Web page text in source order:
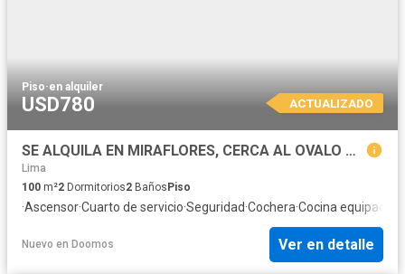
Piso·en alquiler
USD780 ACTUALIZADO
SE ALQUILA EN MIRAFLORES, CERCA AL OVALO GUTIERREZ, PISO5 CON ASCENSOR PET FRIENDLY! MASCOTAS PEQUEÑAS. COCHERA PARA 02 AUTOS
Lima
100 m²2 Dormitorios2 Baños Piso
·Ascensor·Cuarto de servicio·Seguridad·Cochera·Cocina equipada
Nuevo en Doomos Ver en detalle